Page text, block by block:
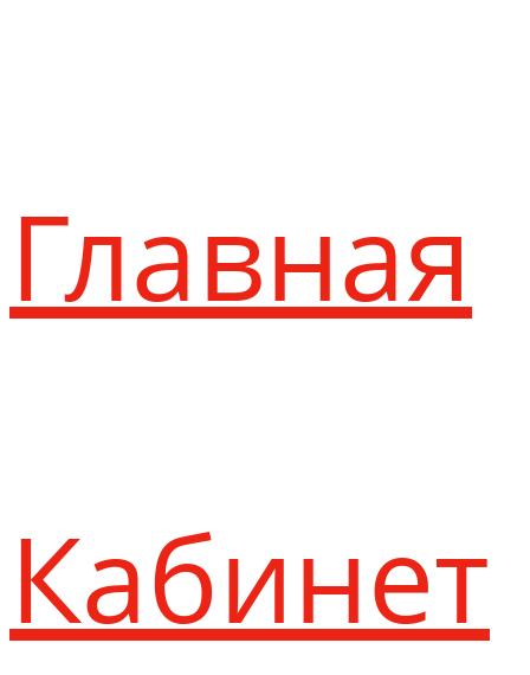
Главная
Кабинет